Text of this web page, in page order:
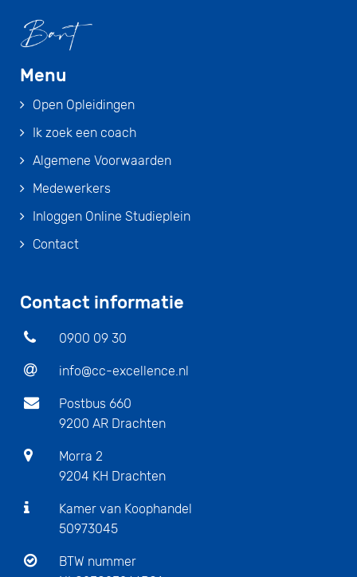
Menu
Open Opleidingen
Ik zoek een coach
Algemene Voorwaarden
Medewerkers
Inloggen Online Studieplein
Contact
Contact informatie
0900 09 30
info@cc-excellence.nl
Postbus 660
9200 AR Drachten
Morra 2
9204 KH Drachten
Kamer van Koophandel
50973045
BTW nummer